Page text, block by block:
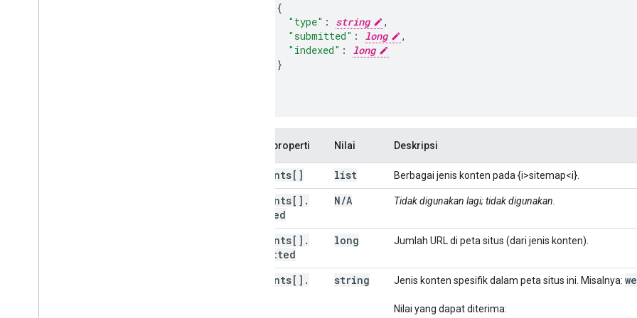
"type" : string
,
"submitted" : long
,
"indexed" :
long
Nama properti Nilai Deskripsi
contents[] list Berbagai jenis konten pada {i>sitemap<i}.
contents[] .
indexed
N/A Tidak digunakan lagi; tidak digunakan.
contents[] .
submitted
long Jumlah URL di peta situs (dari jenis konten).
contents[] .
string Jenis konten spesifik dalam peta situs ini. Misalnya:
Nilai yang dapat diterima: